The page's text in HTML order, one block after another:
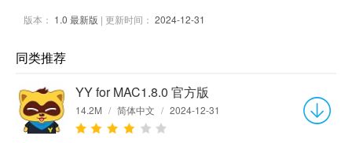
版本： 1.0 最新版 | 更新时间： 2024-12-31
同类推荐
YY for MAC1.8.0 官方版
14.2M / 简体中文 / 2024-12-31